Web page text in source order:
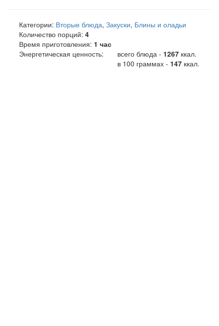
Категории: Вторые блюда, Закуски, Блины и оладьи
Количество порций: 4
Время приготовления: 1 час
Энергетическая ценность:
всего блюда - 1267 ккал.
в 100 граммах - 147 ккал.